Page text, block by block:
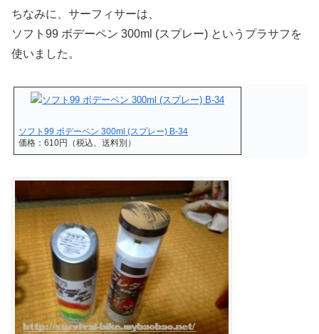
ちなみに、サーフィサーは、
ソフト99 ボデーペン 300ml (スプレー) というプラサフを
使いました。
ソフト99 ボデーペン 300ml (スプレー) B-34
価格：610円（税込、送料別）